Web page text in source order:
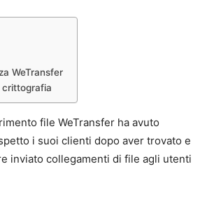
WeTransfer
crittografia
file WeTransfer ha avuto
i suoi clienti dopo aver trovato e
inviato collegamenti di file agli utenti